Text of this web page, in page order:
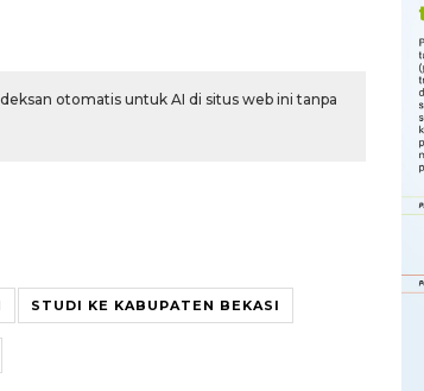
otomatis untuk AI di situs web ini tanpa
STUDI KE KABUPATEN BEKASI